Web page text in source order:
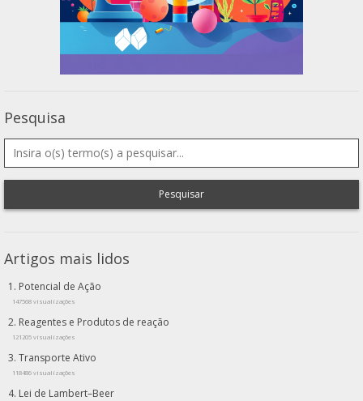
Pesquisa
Pesquisar
Artigos mais lidos
Potencial de Ação
147568 visualizações
Reagentes e Produtos de reação
121205 visualizações
Transporte Ativo
118486 visualizações
Lei de Lambert–Beer